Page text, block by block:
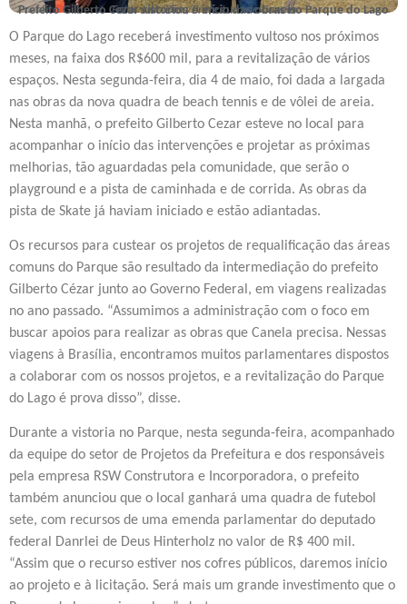
Prefeito Gilberto Cezar vistoriou o início das obras no Parque do Lago
Foto: Júlio Dias/Prefeitura de Canela
O Parque do Lago receberá investimento vultoso nos próximos
meses, na faixa dos R$600 mil, para a revitalização de vários
espaços. Nesta segunda-feira, dia 4 de maio, foi dada a largada
nas obras da nova quadra de beach tennis e de vôlei de areia.
Nesta manhã, o prefeito Gilberto Cezar esteve no local para
acompanhar o início das intervenções e projetar as próximas
melhorias, tão aguardadas pela comunidade, que serão o
playground e a pista de caminhada e de corrida. As obras da
pista de Skate já haviam iniciado e estão adiantadas.
Os recursos para custear os projetos de requalificação das áreas
comuns do Parque são resultado da intermediação do prefeito
Gilberto Cézar junto ao Governo Federal, em viagens realizadas
no ano passado. “Assumimos a administração com o foco em
buscar apoios para realizar as obras que Canela precisa. Nessas
viagens à Brasília, encontramos muitos parlamentares dispostos
a colaborar com os nossos projetos, e a revitalização do Parque
do Lago é prova disso”, disse.
Durante a vistoria no Parque, nesta segunda-feira, acompanhado
da equipe do setor de Projetos da Prefeitura e dos responsáveis
pela empresa RSW Construtora e Incorporadora, o prefeito
também anunciou que o local ganhará uma quadra de futebol
sete, com recursos de uma emenda parlamentar do deputado
federal Danrlei de Deus Hinterholz no valor de R$ 400 mil.
“Assim que o recurso estiver nos cofres públicos, daremos início
ao projeto e à licitação. Será mais um grande investimento que o